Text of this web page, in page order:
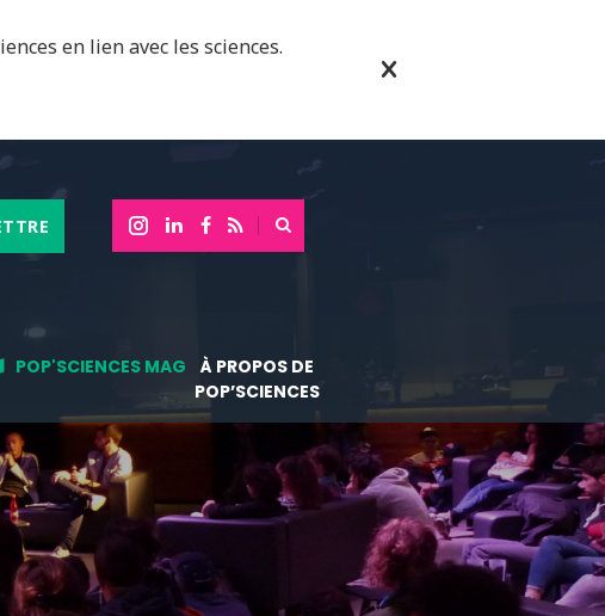
en lien avec les sciences.
POP'SCIENCES MAG
À PROPOS DE
POP’SCIENCES